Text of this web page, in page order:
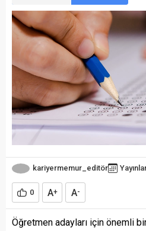
kariyermemur_editör
0 A+ A-
Öğretmen adayları için önemli